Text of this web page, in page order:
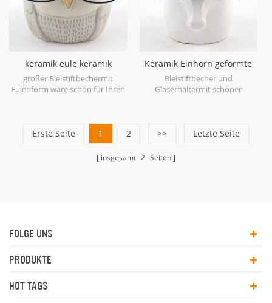
keramik eule keramik
bleistift tasse lieferant
großer Bleistiftbechermit
Eulenform wäre schön für Ihren
Keramik Einhorn geformte
Papier Bleistift Tasse und
Gläser Halter
Bleistiftbecher und
Gläserhaltermit schöner
Erste Seite 1 2 >> Letzte Seite
insgesamt 2 Seiten
FOLGE UNS
PRODUKTE
HOT TAGS